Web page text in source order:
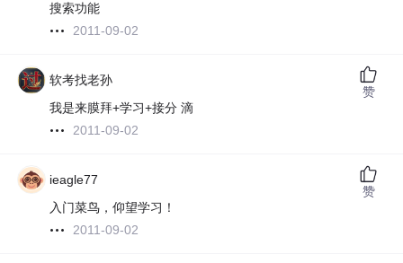
搜索功能
2011-09-02
软考找老孙
我是来膜拜+学习+接分 滴
2011-09-02
赞
ieagle77
入门菜鸟，仰望学习！
2011-09-02
赞